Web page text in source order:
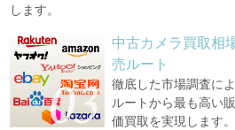
します。
中古カメラ買取相
売ルート
徹底した市場調査に
ルートから最も高い
価買取を実現します。